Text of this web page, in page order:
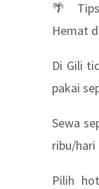
🌴
Hemat
Di Gili
pakai
Sewa
ribu/hari
Pilih